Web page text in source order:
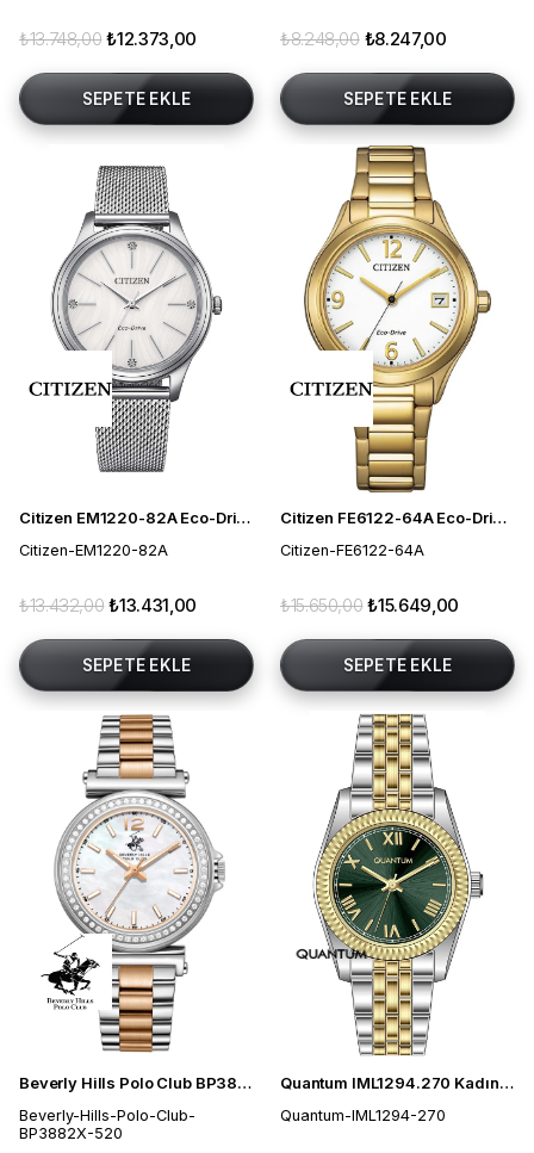
₺12.373,00
₺13.748,00
SEPETE EKLE
₺8.247,00
₺8.248,00
SEPETE EKLE
Citizen EM1220-82A Eco-Drive Kadın Kol Saati
Citizen-EM1220-82A
₺13.431,00
₺13.432,00
SEPETE EKLE
Citizen FE6122-64A Eco-Drive Kadın Kol Saati
Citizen-FE6122-64A
₺15.649,00
₺15.650,00
SEPETE EKLE
Beverly Hills Polo Club BP3882X.520 Kadın Kol Saati
Beverly-Hills-Polo-Club-
BP3882X-520
Quantum IML1294.270 Kadın Kol Saati
Quantum-IML1294-270